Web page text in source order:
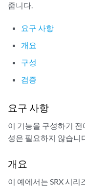
줍니다.
요구 사항
개요
구성
검증
요구 사항
이 기능을 구성하기
성은 필요하지 않습니
개요
이 예에서는 SRX 시